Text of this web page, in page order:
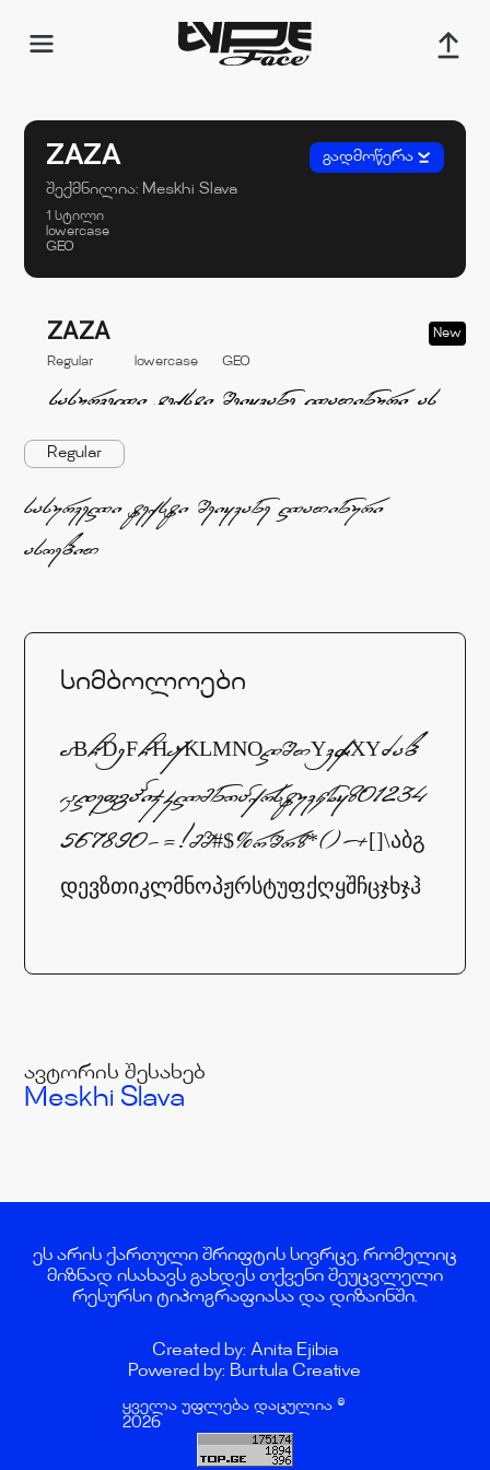
ZAZA
გადმოწერა
შექმნილია: Meskhi Slava
1 სტილი
lowercase
GEO
ZAZA New
Regular lowercase GEO
Regular
sasurveli teqsti Seiyvane laTinuri
asoebiT
სიმბოლოები
ABCDEFCHIJKLMNOPQRSTYVWXYZab
cdefghijklmnopqrstuvwxyz01234
567890-=!@#$%^&*()_+[]\აბგ
დევზთიკლმნოპჟრსტუფქღყშჩცჯხჯჰ
ავტორის შესახებ
Meskhi Slava
ეს არის ქართული შრიფტის სივრცე, რომელიც
მიზნად ისახავს გახდეს თქვენი შეუცვლელი
რესურსი ტიპოგრაფიასა და დიზაინში.
Created by: Anita Ejibia
Powered by: Burtula Creative
ყველა უფლება დაცულია ©
2026